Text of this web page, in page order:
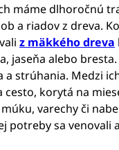
máme dlhoročnú
a riadov z dreva.
z mäkkého dreva
jaseňa alebo
a strúhania. Medzi
cesto, korytá na
varechy či
potreby sa venovali